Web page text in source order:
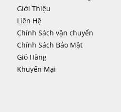
Giới Thiệu
Liên Hệ
Chính Sách vận chuyển
Chính Sách Bảo Mật
Giỏ Hàng
Khuyến Mại